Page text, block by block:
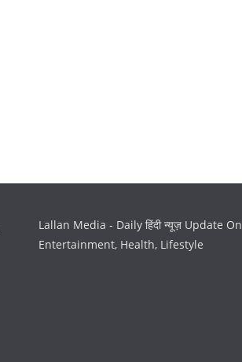
Lallan Media - Daily हिंदी न्यूज़ Update On
Entertainment, Health, Lifestyle